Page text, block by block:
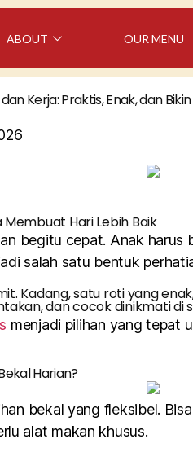
ABOUT OUR MENU
Kerja: Praktis, Enak, dan
Hari Lebih Baik
begitu cepat. Anak
salah satu bentuk
Kadang, satu roti yang
dan cocok dinikmati di
menjadi pilihan yang tepat
Harian?
bekal yang fleksibel.
alat makan khusus.